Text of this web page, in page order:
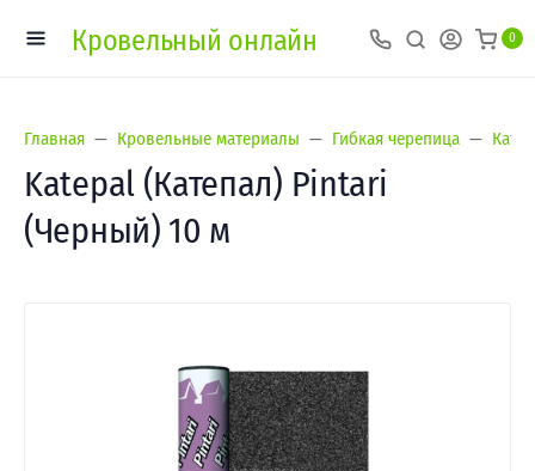
Кровельный онлайн 0
Главная Кровельные материалы Гибкая черепица
Katepal (Катепал) Pintari
(Черный) 10 м